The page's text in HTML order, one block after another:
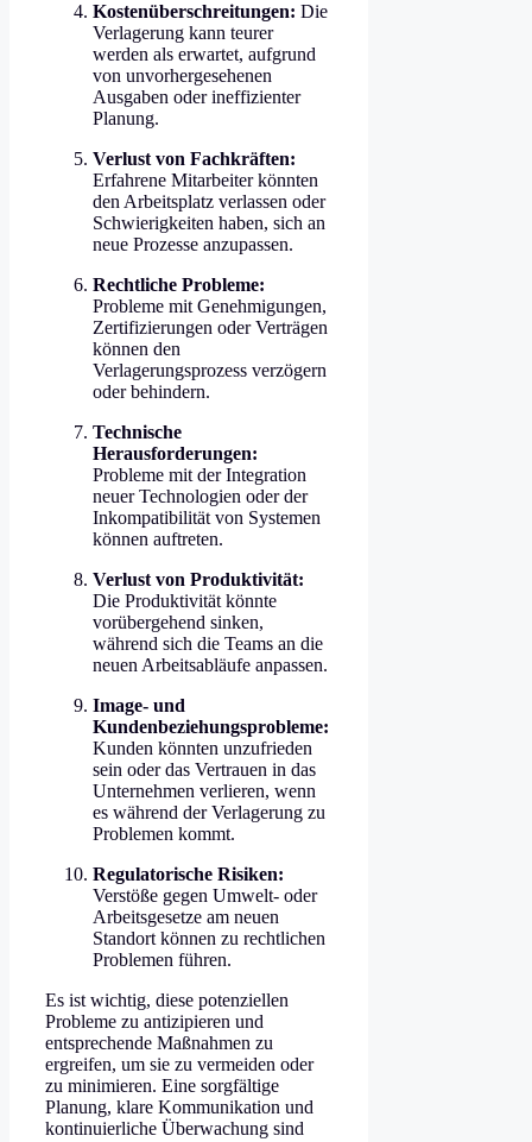
Kostenüberschreitungen: Die
Verlagerung kann teurer
werden als erwartet, aufgrund
von unvorhergesehenen
Ausgaben oder ineffizienter
Planung.
Verlust von Fachkräften:
Erfahrene Mitarbeiter könnten
den Arbeitsplatz verlassen oder
Schwierigkeiten haben, sich an
neue Prozesse anzupassen.
Rechtliche Probleme:
Probleme mit Genehmigungen,
Zertifizierungen oder Verträgen
können den
Verlagerungsprozess verzögern
oder behindern.
Technische
Herausforderungen:
Probleme mit der Integration
neuer Technologien oder der
Inkompatibilität von Systemen
können auftreten.
Verlust von Produktivität:
Die Produktivität könnte
vorübergehend sinken,
während sich die Teams an die
neuen Arbeitsabläufe anpassen.
Image- und
Kundenbeziehungsprobleme:
Kunden könnten unzufrieden
sein oder das Vertrauen in das
Unternehmen verlieren, wenn
es während der Verlagerung zu
Problemen kommt.
Regulatorische Risiken:
Verstöße gegen Umwelt- oder
Arbeitsgesetze am neuen
Standort können zu rechtlichen
Problemen führen.
Es ist wichtig, diese potenziellen
Probleme zu antizipieren und
entsprechende Maßnahmen zu
ergreifen, um sie zu vermeiden oder
zu minimieren. Eine sorgfältige
Planung, klare Kommunikation und
kontinuierliche Überwachung sind